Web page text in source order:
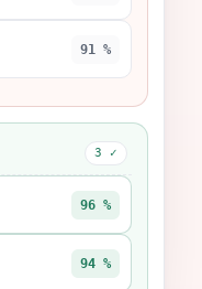
91 %
3 ✓
96 %
94 %